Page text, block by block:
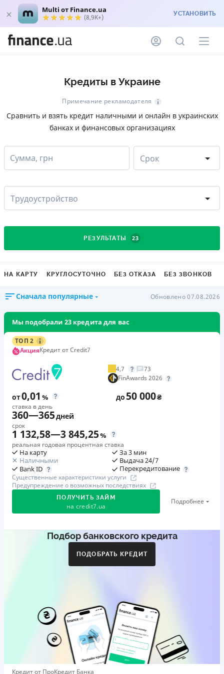
Multi от Finance.ua
(8,9K+) УСТАНОВИТЬ
Кредиты в Украине
Примечание рекламодателя
Сравнить и взять кредит наличными и онлайн в украинских
банках и финансовых организациях
Сумма, грн Срок
Трудоустройство
РЕЗУЛЬТАТЫ 23
НА КАРТУ КРУГЛОСУТОЧНО БЕЗ ОТКАЗА БЕЗ ЗВОНКОВ
Сначала популярные Обновлено 07.08.2026
Мы подобрали 23 кредита для вас
ТОП 2
АкцияКредит от Credit7
4,7
73
FinAwards 2026
от0,01 %
ставка в день
до50 000₴
360—365дней
срок
1 132,58—3 845,25%
реальная годовая процентная ставка
На карту
Наличными
Bank ID
За 3 мин
Выдача 24/7
Перекредитование
Существенные характеристики услуги
Предупреждение о возможных последствиях
ПОЛУЧИТЬ ЗАЙМ
на credit7.ua
Подробнее
Акция: «Кешбэк за друга»
друг регистрируется и получает первый кредит (от
Бронзовый призер FinAwards 2026 «Лучшая программа
лояльности»
Первый займ
от 0,01%/день до 30 000 ₴
Повторный займ
Подбор банковского кредита
ПОДОБРАТЬ КРЕДИТ
Кредит от ПроКредит Банка